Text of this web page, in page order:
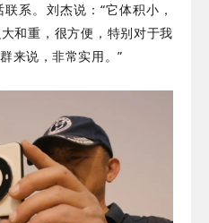
系。 刘杰说： “它体积小，
和重，很方便，特别对于我
群来说，非常实用。”